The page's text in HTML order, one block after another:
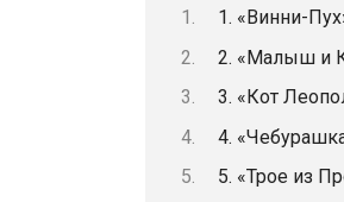
1. «Винни-
2. «Малыш и
3. «Кот
4.
5. «Трое из